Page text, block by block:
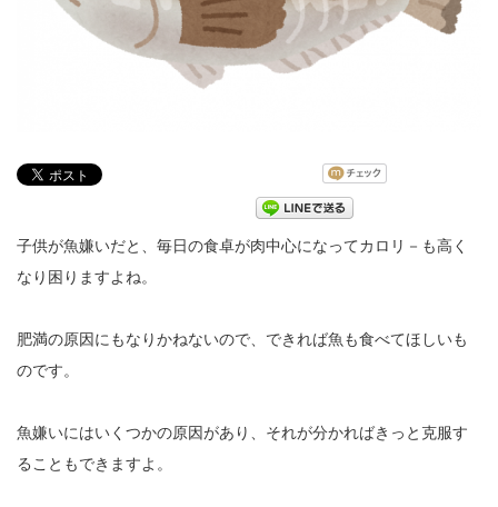
子供が魚嫌いだと、毎日の食卓が肉中心になってカロリ－も高く
なり困りますよね。
肥満の原因にもなりかねないので、できれば魚も食べてほしいも
のです。
魚嫌いにはいくつかの原因があり、それが分かればきっと克服す
ることもできますよ。